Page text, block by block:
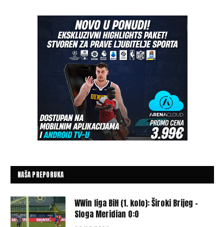
NAŠA PREPORUKA
WWin liga BiH (1. kolo): Široki Brijeg –
Sloga Meridian 0:0